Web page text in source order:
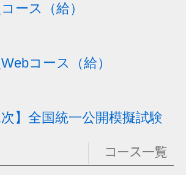
ース （給）
コース （給）
次】全国統一公開模擬試験
コース一覧